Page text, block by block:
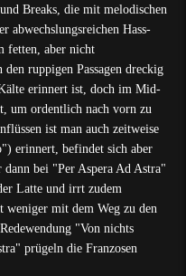
Breaks, die mit melodischen
abwechslungsreichen Hass-
fetten, aber nicht
ruppigen Passagen dreckig
erinnert ist, doch im Mid-
um ordentlich nach vorn zu
ist man auch zeitweise
erinnert, befindet sich aber
bei "Per Aspera Ad Astra"
Latte und irrt zudem
weniger mit dem Weg zu den
"Von nichts
prügeln die Franzosen